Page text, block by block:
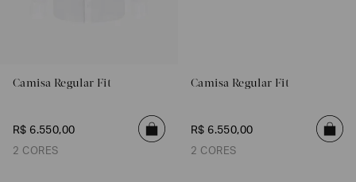
Camisa Regular Fit
R$ 6.550,00
2 CORES
Camisa Regular Fit
R$ 6.550,00
2 CORES